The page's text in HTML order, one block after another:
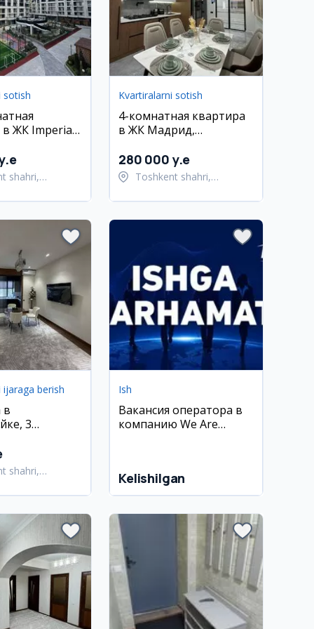
sotish
в ЖК Imperial
shahri,
Kvartiralarni sotish
4-комнатная квартира
в ЖК Мадрид,
107 кв.м
280 000 y.e
Toshkent shahri,
ijaraga berish
в
3
район,
shahri,
Ish
Вакансия оператора в
компанию We Are
Kelishilgan